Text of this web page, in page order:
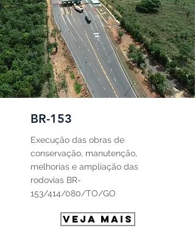
BR-153
Execução das obras de
conservação, manutenção,
melhorias e ampliação das
rodovias BR-
153/414/080/TO/GO
VEJA MAIS